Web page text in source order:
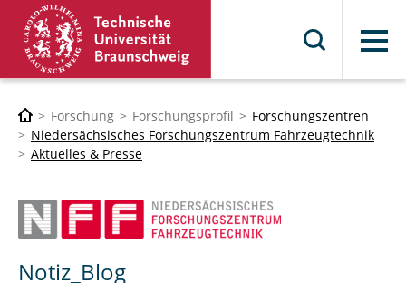
Menü
Forschung Forschungsprofil
Forschungszentren
Niedersächsisches Forschungszentrum Fahrzeugtechnik
Aktuelles & Presse
Notiz_Blog